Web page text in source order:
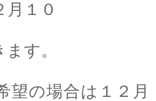
月１０
す。
の場合は１２月